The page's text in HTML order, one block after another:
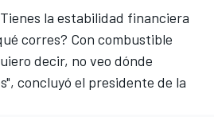
la estabilidad financiera
corres? Con combustible
decir, no veo dónde
concluyó el presidente de la